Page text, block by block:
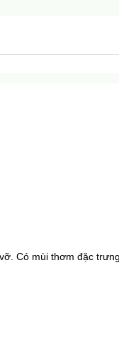
Có mùi thơm đặc